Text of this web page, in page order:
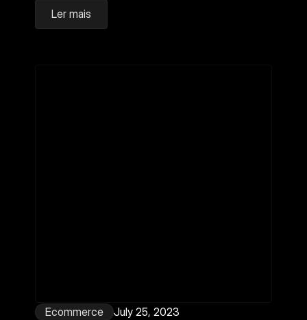
Ler mais
Ecommerce July 25, 2023